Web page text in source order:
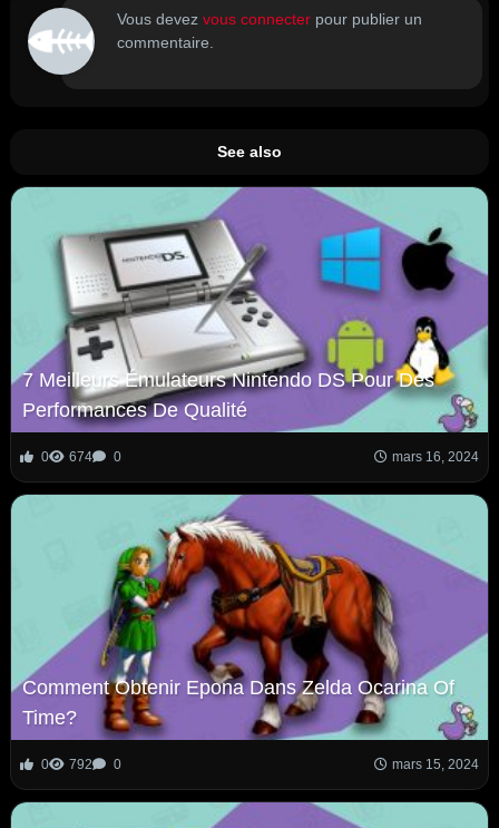
Vous devez vous connecterpour publier un
commentaire.
See also
7 Meilleurs Émulateurs Nintendo DS Pour Des
Performances De Qualité
0 674 0 mars 16, 2024
Comment Obtenir Epona Dans Zelda Ocarina Of
Time?
0 792 0 mars 15, 2024